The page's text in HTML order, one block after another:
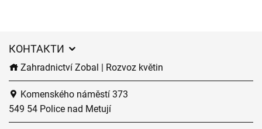
КОНТАКТИ
Zahradnictví Zobal | Rozvoz květin
Komenského náměstí 373
549 54 Police nad Metují